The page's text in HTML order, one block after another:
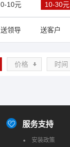
0-10元 10-30元
送领导 送客户
价格 时间
服务支持
安装政策